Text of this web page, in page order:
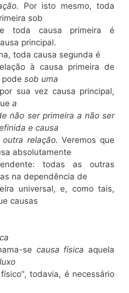
Por isto mesmo, toda
sob
toda causa primeira é
principal.
toda causa segunda é
à causa primeira de
sob uma
sua vez causa principal,
a
não ser primeira a não ser
e causa
outra relação.Veremos que
absolutamente
todas as outras
na dependência de
universal, e, como tais,
causas
se causa física aquela
todavia, é necessário